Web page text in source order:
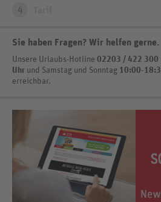
4
Sie haben Fragen? Wir helfen gerne.
Unsere Urlaubs-Hotline 02203 / 422 300
Uhr und Samstag und Sonntag 10:00-
erreichbar.